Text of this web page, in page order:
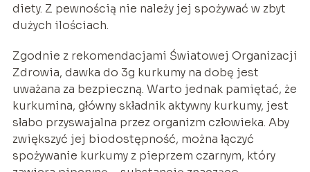
diety. Z pewnością nie należy jej spożywać w zbyt
dużych ilościach.
Zgodnie z rekomendacjami Światowej Organizacji
Zdrowia, dawka do 3g kurkumy na dobę jest
uważana za bezpieczną. Warto jednak pamiętać, że
kurkumina, główny składnik aktywny kurkumy, jest
słabo przyswajalna przez organizm człowieka. Aby
zwiększyć jej biodostępność, można łączyć
spożywanie kurkumy z pieprzem czarnym, który